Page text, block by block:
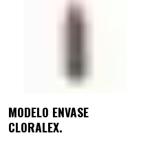
MODELO ENVASE
CLORALEX.